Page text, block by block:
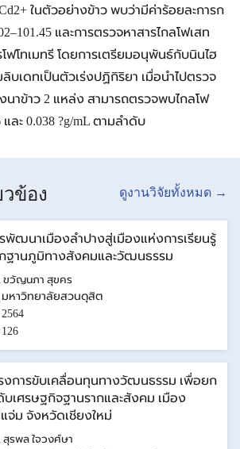
ในตัวอย่างข้าว พบว่ามีค่าร้อยละการก
และการตรวจหาสารไกลโฟเสท
ฟโทเมทรี โดยการเตรียมอนุพันธ์กับนินไฮ
บเดทเป็นตัวเร่งปฏิกิริยา เมื่อนำไปตรวจ
าข้าว 2 แหล่ง สามารถตรวจพบไกลโฟ
ละ 0.038 ?g/mL ตามลำดับ
ข้อง ดูงานวิจัยทั้งหมด →
พัฒนาเมืองลำปางสู่เมืองแห่งการเรียนรู้
ฐานภูมิทางสังคมและวัฒนธรรม
ขวัญนภา สุขคร
มหาวิทยาลัยสวนดุสิต
2564
126
งการขับเคลื่อนทุนทางวัฒนธรรม เพื่อยก
บเศรษฐกิจฐานรากและสังคม เมือง
จ่ม จังหวัดเชียงใหม่
สุรพล ใจวงศ์ษา